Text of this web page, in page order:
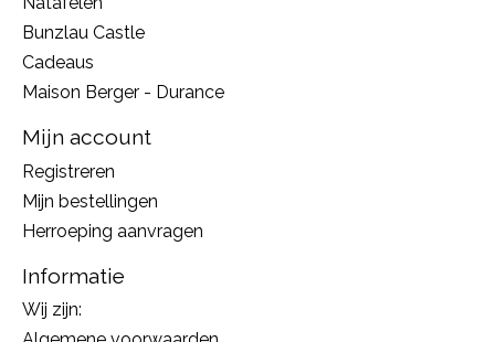
Bunzlau Castle
Cadeaus
Maison Berger - Durance
Mijn account
Registreren
Mijn bestellingen
Herroeping aanvragen
Informatie
Wij zijn: